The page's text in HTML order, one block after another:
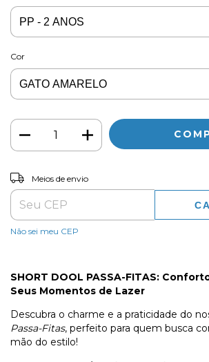
Cor
Entregas para o CEP:
Meios de envio
Não sei meu CEP
SHORT DOOL PASSA-FITAS:
Seus Momentos de Lazer
Descubra o charme e a praticidade do
Passa-Fitas, perfeito para quem busca
mão do estilo!